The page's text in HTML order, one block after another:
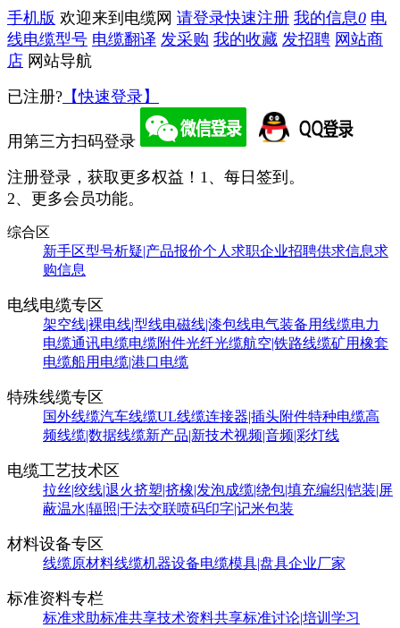
手机版 欢迎来到电缆网 请登录快速注册 我的信息0 电
线电缆型号 电缆翻译 发采购 我的收藏 发招聘 网站商
店 网站导航
已注册? 【快速登录】
用第三方扫码登录
注册登录，获取更多权益！ 1、每日签到。
2、更多会员功能。
综合区
新手区型号析疑|产品报价个人求职企业招聘供求信息求
购信息
电线电缆专区
架空线|裸电线|型线电磁线|漆包线电气装备用线缆电力
电缆通讯电缆电缆附件光纤光缆航空|铁路线缆矿用橡套
电缆船用电缆|港口电缆
特殊线缆专区
国外线缆汽车线缆UL线缆连接器|插头附件特种电缆高
频线缆|数据线缆新产品|新技术视频|音频|彩灯线
电缆工艺技术区
拉丝|绞线|退火挤塑|挤橡|发泡成缆|绕包|填充编织|铠装|屏
蔽温水|辐照|干法交联喷码印字|记米包装
材料设备专区
线缆原材料线缆机器设备电缆模具|盘具企业厂家
标准资料专栏
标准求助标准共享技术资料共享标准讨论|培训学习